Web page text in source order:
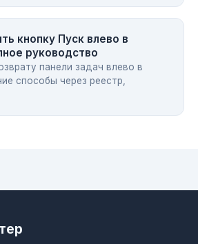
кнопку Пуск влево в
руководство
панели задач влево в
способы через реестр,